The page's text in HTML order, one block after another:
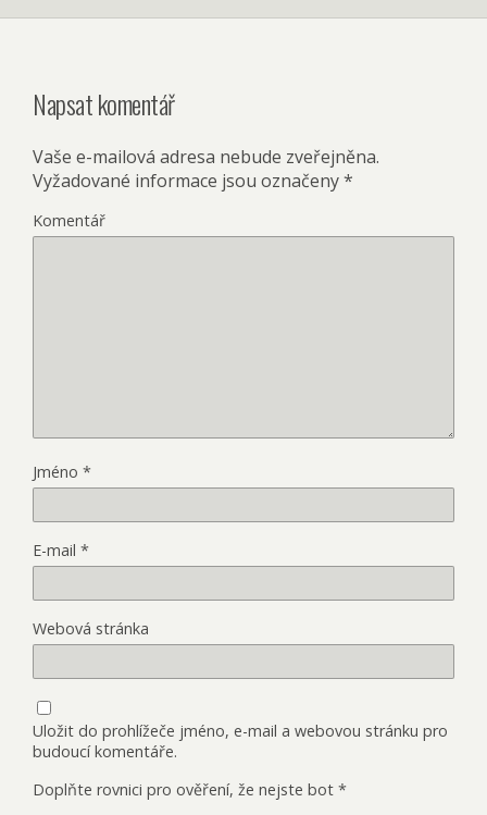
Napsat komentář
Vaše e-mailová adresa nebude zveřejněna.
Vyžadované informace jsou označeny*
Komentář
Jméno *
E-mail *
Webová stránka
Uložit do prohlížeče jméno, e-mail a webovou stránku pro
budoucí komentáře.
Doplňte rovnici pro ověření, že nejste bot *